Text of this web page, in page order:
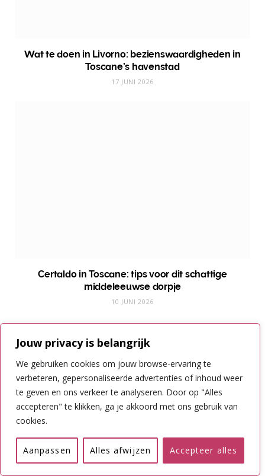
Jouw privacy is belangrijk
We gebruiken cookies om jouw browse-ervaring te
verbeteren, gepersonaliseerde advertenties of inhoud weer
te geven en ons verkeer te analyseren. Door op "Alles
accepteren" te klikken, ga je akkoord met ons gebruik van
cookies.
Aanpassen Alles afwijzen Accepteer alles
Wat te doen in Livorno: bezienswaardigheden in
Toscane’s havenstad
17 JUNI 2026
Certaldo in Toscane: tips voor dit schattige
middeleeuwse dorpje
10 JUNI 2026
Reacties
Je kan volgens mij nooit genoeg wijn proeven in